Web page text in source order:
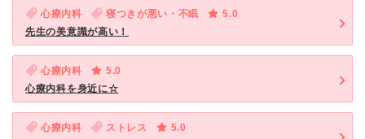
心療内科 寝つきが悪い・不眠
5.0
先生の美意識が高い！
心療内科
5.0
心療内科を身近に☆
心療内科 ストレス
5.0